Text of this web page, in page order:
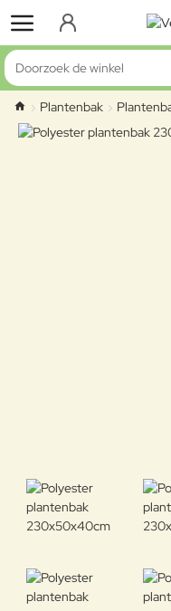
Doorzoek de winkel
home
Plantenbak